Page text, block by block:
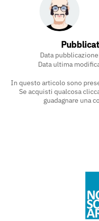
Data
Data ultima
In questo articolo sono
Se acquisti qualcosa
guadagnare una